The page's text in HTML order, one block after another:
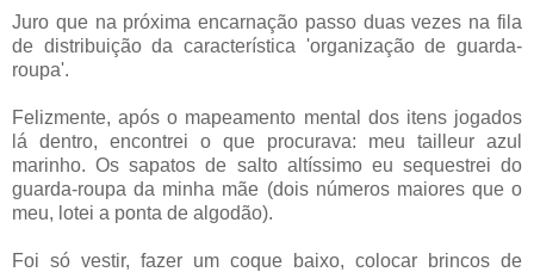
Juro que na próxima encarnação passo duas vezes na fila
de distribuição da característica 'organização de guarda-
roupa'.
Felizmente, após o mapeamento mental dos itens jogados
lá dentro, encontrei o que procurava: meu tailleur azul
marinho. Os sapatos de salto altíssimo eu sequestrei do
guarda-roupa da minha mãe (dois números maiores que o
meu, lotei a ponta de algodão).
Foi só vestir, fazer um coque baixo, colocar brincos de